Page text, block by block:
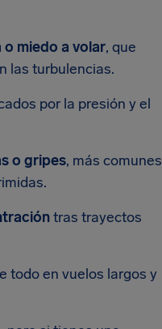
miedo a volar, que
las turbulencias.
por la presión y el
o gripes, más comunes
tras trayectos
todo en vuelos largos y